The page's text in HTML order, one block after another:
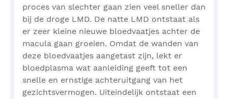
proces van slechter gaan zien veel sneller dan
bij de droge LMD. De natte LMD ontstaat als
er zeer kleine nieuwe bloedvaatjes achter de
macula gaan groeien. Omdat de wanden van
deze bloedvaatjes aangetast zijn, lekt er
bloedplasma wat aanleiding geeft tot een
snelle en ernstige achteruitgang van het
gezichtsvermogen. Uiteindelijk ontstaat een